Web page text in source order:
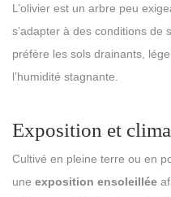
L’olivier est un arbre peu
s’adapter à des conditions de
préfère les sols drainants,
l’humidité stagnante.
Exposition et
Cultivé en pleine terre ou en
une exposition ensoleillée